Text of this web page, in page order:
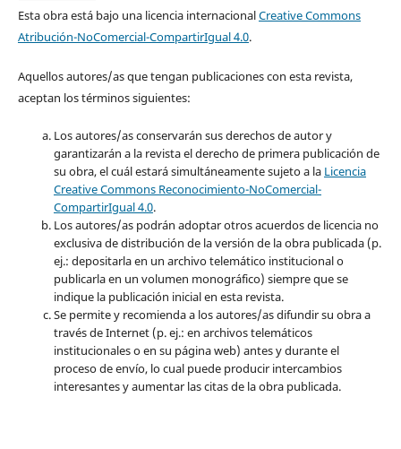
Esta obra está bajo una licencia internacionalCreative Commons
Atribución-NoComercial-CompartirIgual 4.0.
Aquellos autores/as que tengan publicaciones con esta revista,
aceptan los términos siguientes:
Los autores/as conservarán sus derechos de autor y
garantizarán a la revista el derecho de primera publicación de
su obra, el cuál estará simultáneamente sujeto a la Licencia
Creative Commons Reconocimiento-NoComercial-
CompartirIgual 4.0.
Los autores/as podrán adoptar otros acuerdos de licencia no
exclusiva de distribución de la versión de la obra publicada (p.
ej.: depositarla en un archivo telemático institucional o
publicarla en un volumen monográfico) siempre que se
indique la publicación inicial en esta revista.
Se permite y recomienda a los autores/as difundir su obra a
través de Internet (p. ej.: en archivos telemáticos
institucionales o en su página web) antes y durante el
proceso de envío, lo cual puede producir intercambios
interesantes y aumentar las citas de la obra publicada.